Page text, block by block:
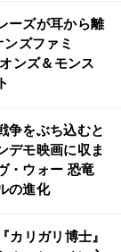
ーズが耳から離
ズファミ
ンズ＆モンス
争をぶち込むと
デモ映画に収ま
・ウォー 恐竜
の進化
カリガリ博士』